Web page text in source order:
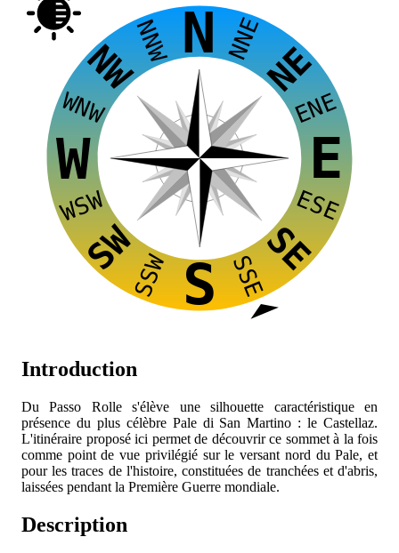
E
W
S
N
NW NE
SE
SW
NNE
ENE
ESE
SSE
SSW
WSW
WNW
NNW
Introduction
Du Passo Rolle s'élève une silhouette caractéristique en
présence du plus célèbre Pale di San Martino : le Castellaz.
L'itinéraire proposé ici permet de découvrir ce sommet à la fois
comme point de vue privilégié sur le versant nord du Pale, et
pour les traces de l'histoire, constituées de tranchées et d'abris,
laissées pendant la Première Guerre mondiale.
Description